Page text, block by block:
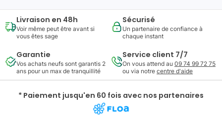
Livraison en 48h
Voir même peut être avant si
vous êtes sage
Sécurisé
Un partenaire de confiance à
chaque instant
Garantie
Vos achats neufs sont garantis 2
ans pour un max de tranquillité
Service client 7/7
On vous attend au 09 74 99 72 75
ou via notre centre d'aide
* Paiement jusqu'en 60 fois avec nos partenaires